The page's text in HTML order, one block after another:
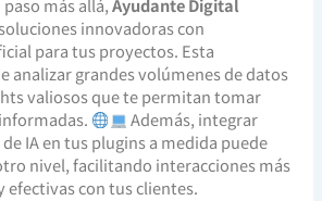
más allá,Ayudante Digital
innovadoras con
para tus proyectos. Esta
analizar grandes volúmenes de datos
valiosos que te permitan tomar
Además, integrar
IA en tus plugins a medida puede
nivel, facilitando interacciones más
efectivas con tus clientes.